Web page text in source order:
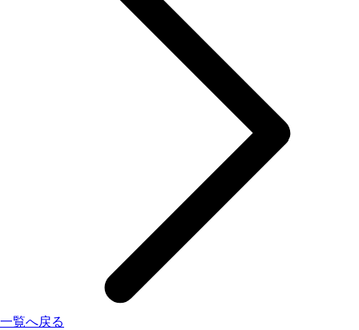
一覧へ戻る